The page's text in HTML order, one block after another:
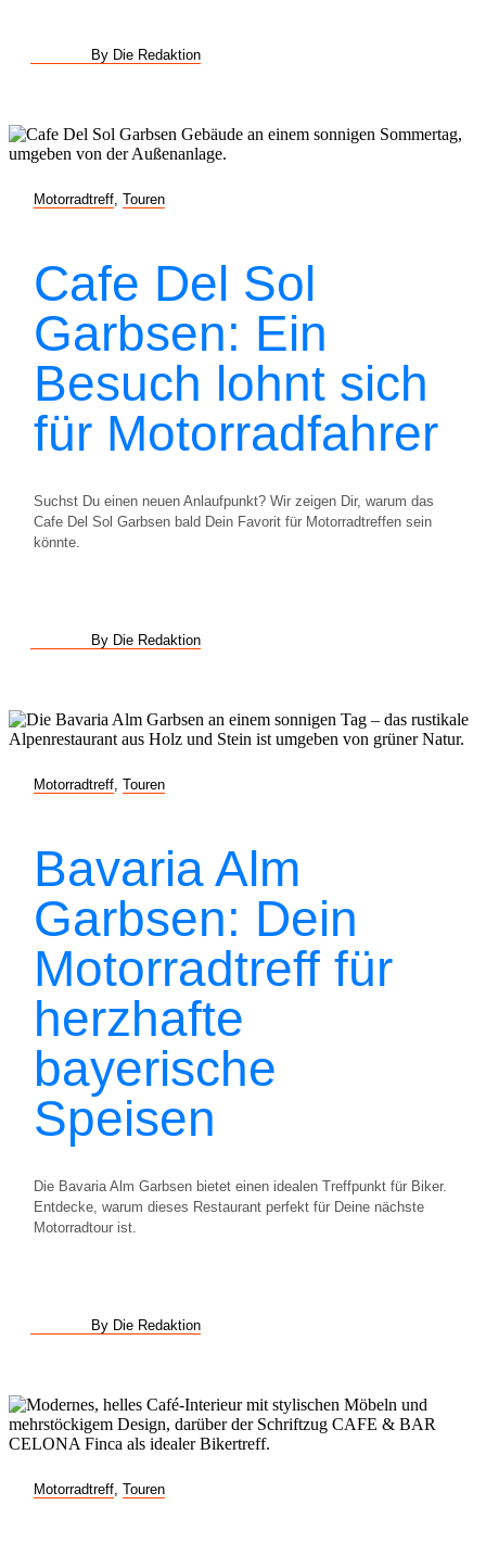
By Die Redaktion
Motorradtreff Touren
Cafe Del Sol
Garbsen: Ein
Besuch lohnt sich
für Motorradfahrer
Suchst Du einen neuen Anlaufpunkt? Wir zeigen Dir, warum das
Cafe Del Sol Garbsen bald Dein Favorit für Motorradtreffen sein
könnte.
By Die Redaktion
Motorradtreff Touren
Bavaria Alm
Garbsen: Dein
Motorradtreff für
herzhafte
bayerische
Speisen
Die Bavaria Alm Garbsen bietet einen idealen Treffpunkt für Biker.
Entdecke, warum dieses Restaurant perfekt für Deine nächste
Motorradtour ist.
By Die Redaktion
Motorradtreff Touren